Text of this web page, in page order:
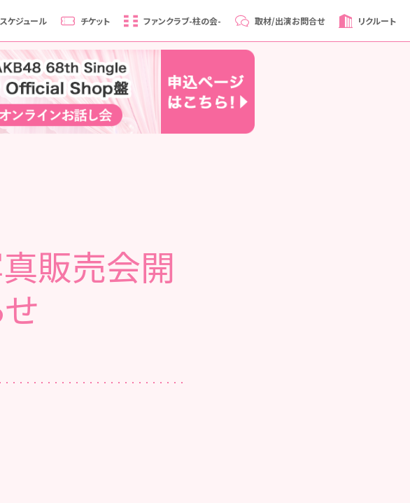
スケジュール チケット ファンクラブ-柱の会- 取材/出演お問合せ リクルート
販売会開